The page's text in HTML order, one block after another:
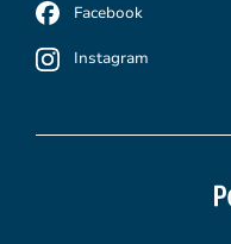
Facebook
Instagram